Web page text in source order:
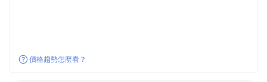
價格趨勢怎麼看？